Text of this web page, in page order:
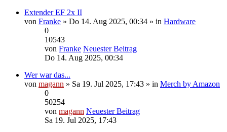
Extender EF 2x II
von Franke » Do 14. Aug 2025, 00:34 » in Hardware
0
10543
von Franke Neuester Beitrag
Do 14. Aug 2025, 00:34
Wer war das...
von magann » Sa 19. Jul 2025, 17:43 » in Merch by Amazon
0
50254
von magann Neuester Beitrag
Sa 19. Jul 2025, 17:43